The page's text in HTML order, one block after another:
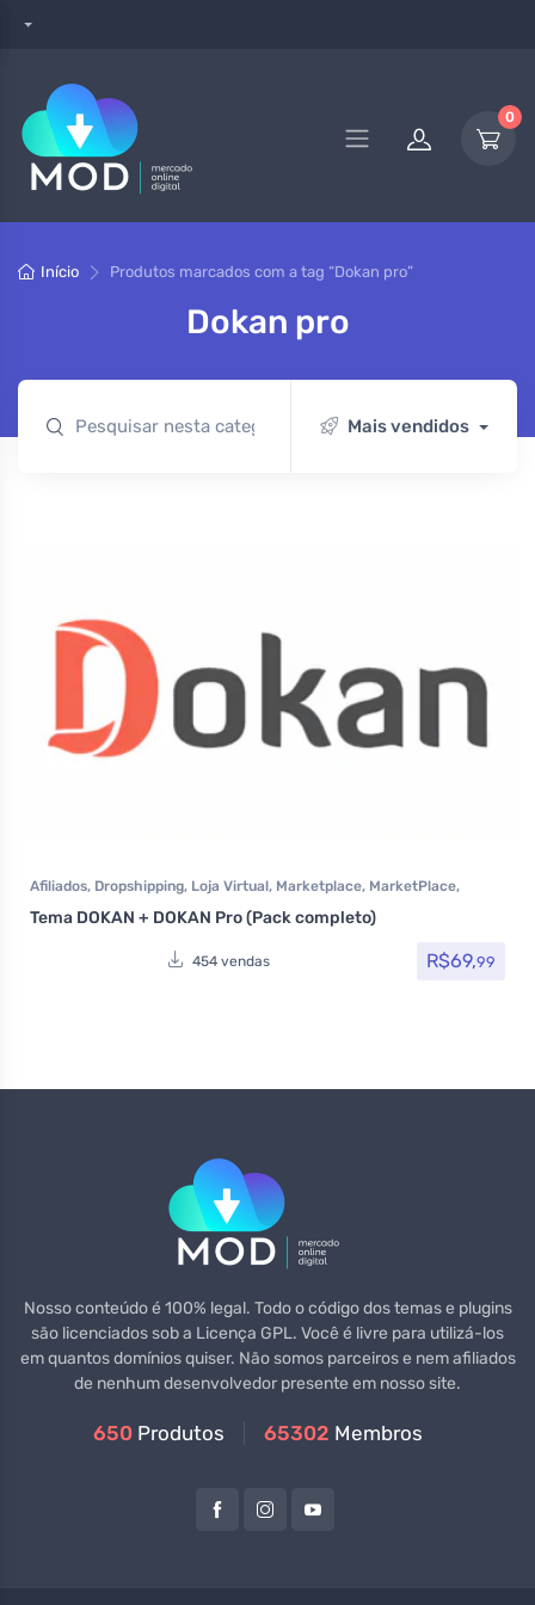
0
Início Produtos marcados com a tag “Dokan pro”
Dokan pro
Mais vendidos
Afiliados, Dropshipping, Loja Virtual, Marketplace, MarketPlace,
Todos os itens
Tema DOKAN + DOKAN Pro (Pack completo)
454 vendas R$69,99
Nosso conteúdo é 100% legal. Todo o código dos temas e plugins
são licenciados sob a Licença GPL. Você é livre para utilizá-los
em quantos domínios quiser. Não somos parceiros e nem afiliados
de nenhum desenvolvedor presente em nosso site.
650 Produtos 65302 Membros